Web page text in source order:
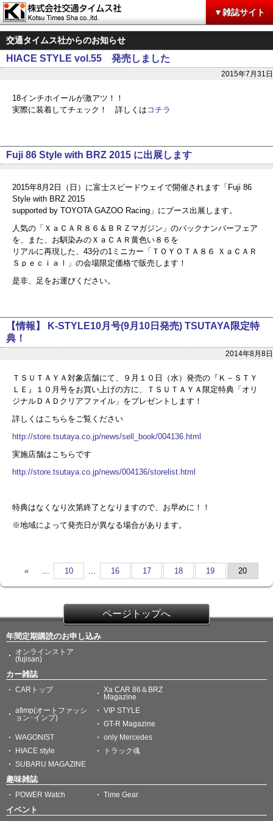
▼雑誌サイト
交通タイムス社からのお知らせ
HIACE STYLE vol.55 発売しました
2015年7月31日
18インチホイールが激アツ！！
実際に装着してチェック！ 詳しくは コチラ
Fuji 86 Style with BRZ 2015 に出展します
2015年8月2日（日）に富士スピードウェイで開催されます「Fuji 86
Style with BRZ 2015
supported by TOYOTA GAZOO Racing」にブース出展します。
人気の「ＸａＣＡＲ８６＆ＢＲＺマガジン」のバックナンバーフェア
を、また、お馴染みのＸａＣＡＲ黄色い８６を
リアルに再現した、43分の1ミニカー「ＴＯＹＯＴＡ８６ ＸａＣＡＲ
Ｓｐｅｃｉａｌ」の会場限定価格で販売します！
是非、足をお運びください。
【情報】 K-STYLE10月号(9月10日発売) TSUTAYA限定特
典！
2014年8月8日
ＴＳＵＴＡＹＡ対象店舗にて、９月１０日（水）発売の『Ｋ－ＳＴＹ
ＬＥ』１０月号をお買い上げの方に、ＴＳＵＴＡＹＡ限定特典「オリ
ジナルＤＡＤクリアファイル」をプレゼントします！
詳しくはこちらをご覧ください
http://store.tsutaya.co.jp/news/sell_book/004136.html
実施店舗はこちらです
http://store.tsutaya.co.jp/news/004136/storelist.html
特典はなくなり次第終了となりますので、お早めに！！
※地域によって発売日が異なる場合があります。
« ... 10 ... 16 17 18 19 20
ページトップへ
年間定期購読のお申し込み
オンラインストア
(fujisan)
カー雑誌
CARトップ
Xa CAR 86＆BRZ
Magazine
afimp(オートファッシ
ョン･インプ)
VIP STYLE
GT-R Magazine
WAGONIST
only Mercedes
HIACE style
トラック魂
SUBARU MAGAZINE
趣味雑誌
POWER Watch Time Gear
イベント